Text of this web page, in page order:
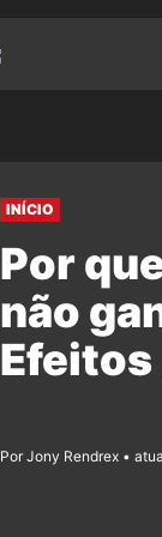
INÍCIO
Por
não
Efeitos
Por Jony Rendrex •